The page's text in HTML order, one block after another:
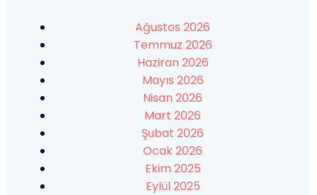
Ağustos 2026
Temmuz 2026
Haziran 2026
Mayıs 2026
Nisan 2026
Mart 2026
Şubat 2026
Ocak 2026
Ekim 2025
Eylül 2025